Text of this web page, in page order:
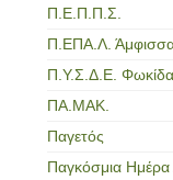
Π.Ε.Π.Π.Σ.
Π.ΕΠΑ.Λ.
Π.Υ.Σ.Δ.Ε.
ΠΑ.ΜΑΚ.
Παγετός
Παγκόσμια Ημέρα